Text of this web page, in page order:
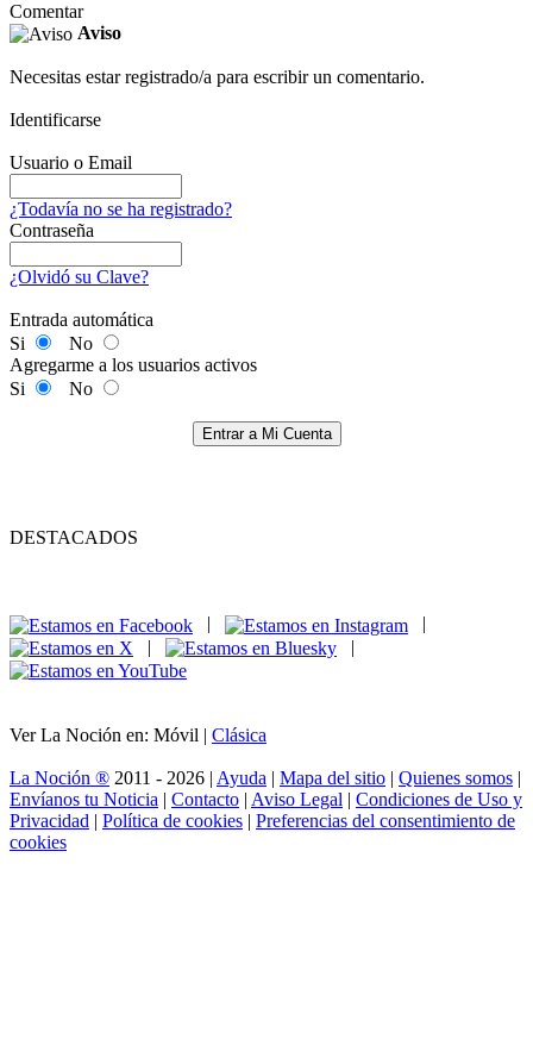
Comentar
Aviso
Necesitas estar registrado/a para escribir un comentario.
Identificarse
Usuario o Email
¿Todavía no se ha registrado?
Contraseña
¿Olvidó su Clave?
Entrada automática
Si
No
Agregarme a los usuarios activos
Si
No
Entrar a Mi Cuenta
DESTACADOS
|
|
Ver La Noción en: Móvil | Clásica
La Noción ® 2011 - 2026 | Ayuda | Mapa del sitio | Quienes somos |
Envíanos tu Noticia | Contacto | Aviso Legal | Condiciones de Uso y
Privacidad | Política de cookies | Preferencias del consentimiento de
cookies